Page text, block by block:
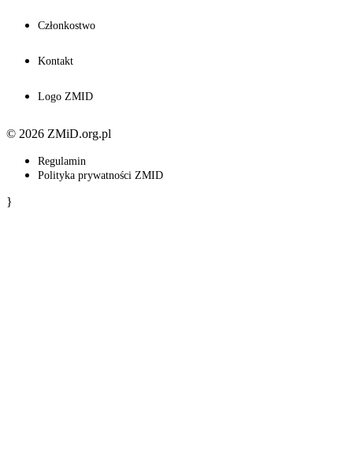
Członkostwo
Kontakt
Logo ZMID
© 2026 ZMiD.org.pl
Regulamin
Polityka prywatności ZMID
}